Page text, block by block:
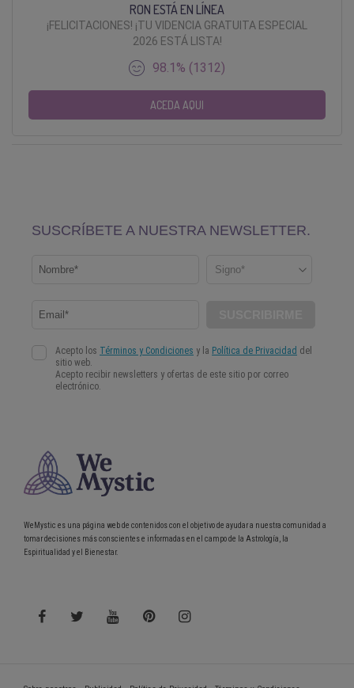
RON ESTÁ EN LÍNEA
¡FELICITACIONES! ¡TU VIDENCIA GRATUITA ESPECIAL
2026 ESTÁ LISTA!
98.1% (1312)
ACEDA AQUI
WeMystic es una página web de contenidos con el objetivo de ayudar a nuestra comunidad a
tomar decisiones más conscientes e informadas en el campo de la Astrología, la
Espiritualidad y el Bienestar.